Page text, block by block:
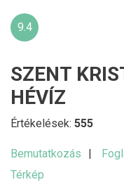
9.4
SZENT
HÉVÍZ
Értékelések: 555
Bemutatkozás
Térkép